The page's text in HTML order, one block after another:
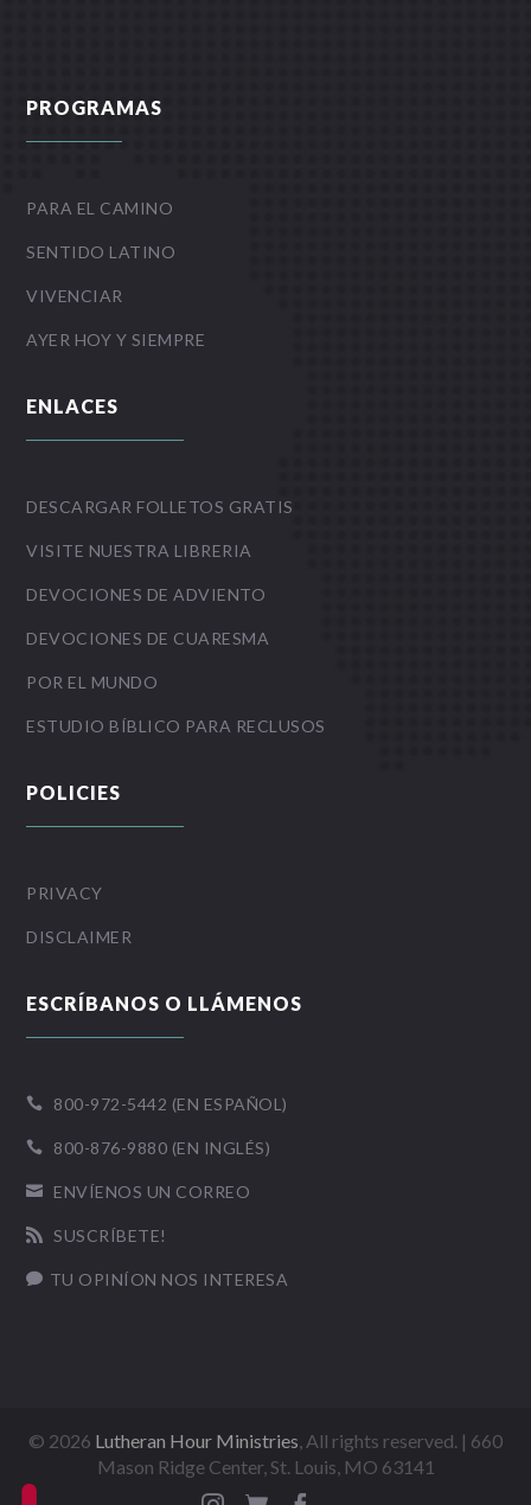
PROGRAMAS
PARA EL CAMINO
SENTIDO LATINO
VIVENCIAR
AYER HOY Y SIEMPRE
ENLACES
DESCARGAR FOLLETOS GRATIS
VISITE NUESTRA LIBRERIA
DEVOCIONES DE ADVIENTO
DEVOCIONES DE CUARESMA
POR EL MUNDO
ESTUDIO BÍBLICO PARA RECLUSOS
POLICIES
PRIVACY
DISCLAIMER
ESCRÍBANOS O LLÁMENOS
 800-972-5442 (EN ESPAÑOL)
 800-876-9880 (EN INGLÉS)
 ENVÍENOS UN CORREO
 SUSCRÍBETE!
 TU OPINÍON NOS INTERESA
© 2026 Lutheran Hour Ministries, All rights reserved. | 660
Mason Ridge Center, St. Louis, MO 63141